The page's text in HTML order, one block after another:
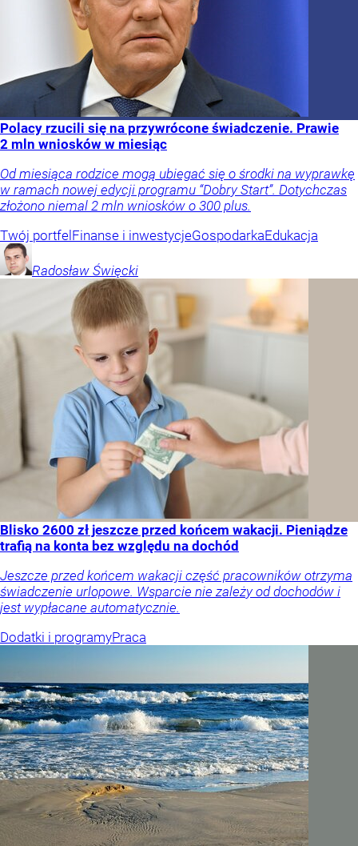
Polacy rzucili się na przywrócone świadczenie. Prawie
2 mln wniosków w miesiąc
Od miesiąca rodzice mogą ubiegać się o środki na wyprawkę
w ramach nowej edycji programu “Dobry Start”. Dotychczas
złożono niemal 2 mln wniosków o 300 plus.
Twój portfelFinanse i inwestycjeGospodarkaEdukacja
Radosław Święcki
Blisko 2600 zł jeszcze przed końcem wakacji. Pieniądze
trafią na konta bez względu na dochód
Jeszcze przed końcem wakacji część pracowników otrzyma
świadczenie urlopowe. Wsparcie nie zależy od dochodów i
jest wypłacane automatycznie.
Dodatki i programyPraca